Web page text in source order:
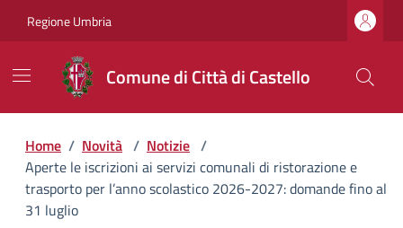
Regione Umbria
Comune di Città di Castello
Home / Novità / Notizie /
Aperte le iscrizioni ai servizi comunali di ristorazione e
trasporto per l’anno scolastico 2026-2027: domande fino al
31 luglio